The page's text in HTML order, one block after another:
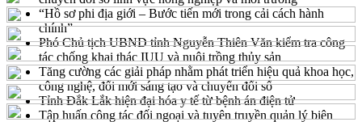
“Hồ sơ phi địa giới – Bước tiến mới trong cải cách hành
chính”
Phó Chủ tịch UBND tỉnh Nguyễn Thiên Văn kiểm tra công
tác chống khai thác IUU và nuôi trồng thủy sản
Tăng cường các giải pháp nhằm phát triển hiệu quả khoa học,
công nghệ, đổi mới sáng tạo và chuyển đổi số
Tỉnh Đắk Lắk hiện đại hóa y tế từ bệnh án điện tử
Tập huấn công tác đối ngoại và tuyên truyền quản lý biên